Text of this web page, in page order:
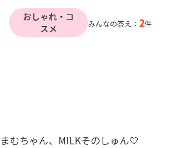
おしゃれ・コ
スメ
みんなの答え： 2件
むちゃん、MILKそのしゅん🤍